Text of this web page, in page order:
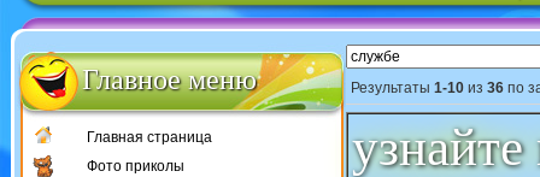
Главное меню
Главная страница
Фото приколы
Результаты 1-10 из 36 по